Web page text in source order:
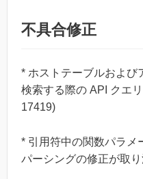
不具合修正
* ホストテーブルおよび
検索する際の API クエ
17419)
* 引用符中の関数パラメ
パーシングの修正が取